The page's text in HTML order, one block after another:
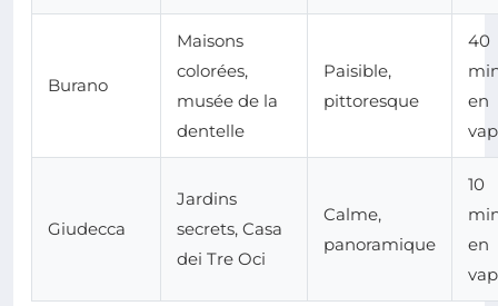
Burano
Maisons
colorées,
musée de la
dentelle
Paisible,
pittoresque
40
en
Giudecca
Jardins
secrets, Casa
dei Tre Oci
Calme,
panoramique
10
en